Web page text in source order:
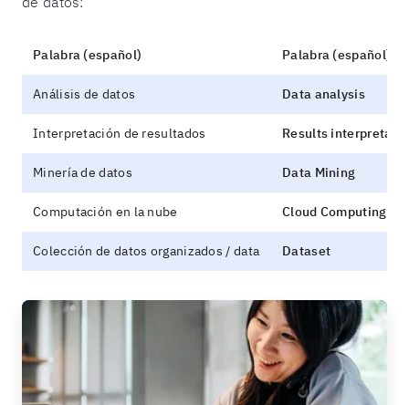
Palabra (español) Palabra (español)
Análisis de datos Data analysis
Interpretación de resultados Results
Minería de datos Data Mining
Computación en la nube Cloud Computing
Colección de datos organizados / data Dataset